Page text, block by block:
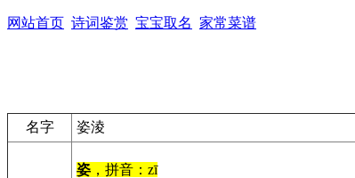
网站首页 诗词鉴赏 宝宝取名 家常菜谱
名字 姿淩
姿 ，拼音：zī